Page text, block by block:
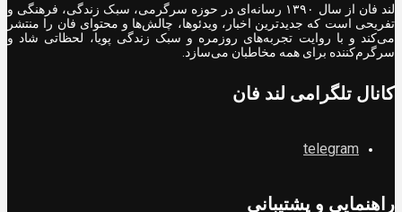
لند فان از سال ۱۳۹۰ رسانه‌ای در حوزه سرگرمی، سبک زندگی، فرهنگی و
تفریحی است که جدیدترین اخبار، ویدئوها، چالش‌ها و محتوای فان را منتشر
می‌کند و با روایت تجربه‌های روزمره و سبک زندگی پویا، لحظاتی شاد و
سرگرم‌کننده برای همه مخاطبان می‌سازد.
کانال تلگرامی لند فان
telegram
راهنمایی و پشتیبانی